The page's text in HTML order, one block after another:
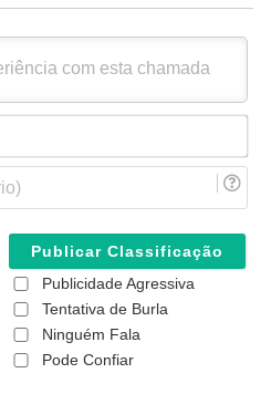
N
m
a
Publicidade Agressiva
Tentativa de Burla
Ninguém Fala
Pode Confiar